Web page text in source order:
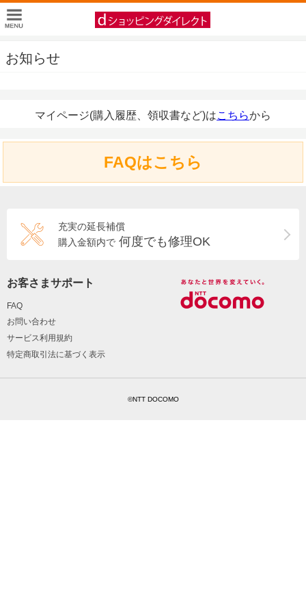
お知らせ
マイページ(購入履歴、領収書など)はこちらから
FAQはこちら
充実の延長補償
購入金額内で 何度でも修理OK
お客さまサポート
FAQ
お問い合わせ
サービス利用規約
特定商取引法に基づく表示
©NTT DOCOMO